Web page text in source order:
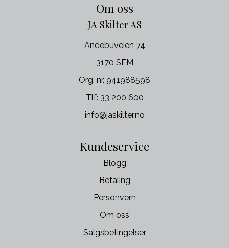
Om oss
JA Skilter AS
Andebuveien 74
3170 SEM
Org. nr. 941988598
Tlf: 33 200 600
info@jaskilter.no
Kundeservice
Blogg
Betaling
Personvern
Om oss
Salgsbetingelser